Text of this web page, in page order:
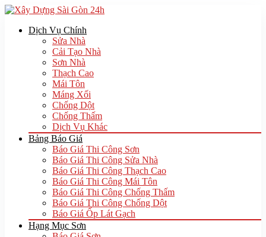
Dịch Vụ Chính
Sửa Nhà
Cải Tạo Nhà
Sơn Nhà
Thạch Cao
Mái Tôn
Máng Xối
Chống Dột
Chống Thấm
Dịch Vụ Khác
Bảng Báo Giá
Báo Giá Thi Công Sơn
Báo Giá Thi Công Sửa Nhà
Báo Giá Thi Công Thạch Cao
Báo Giá Thi Công Mái Tôn
Báo Giá Thi Công Chống Thấm
Báo Giá Thi Công Chống Dột
Báo Giá Ốp Lát Gạch
Hạng Mục Sơn